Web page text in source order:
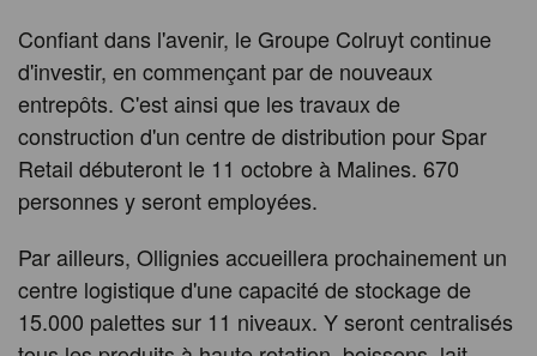
Confiant dans l'avenir, le Groupe Colruyt continue
d'investir, en commençant par de nouveaux
entrepôts. C'est ainsi que les travaux de
construction d'un centre de distribution pour Spar
Retail débuteront le 11 octobre à Malines. 670
personnes y seront employées.
Par ailleurs, Ollignies accueillera prochainement un
centre logistique d'une capacité de stockage de
15.000 palettes sur 11 niveaux. Y seront centralisés